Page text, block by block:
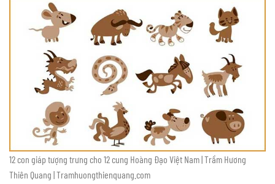
12 con giáp tượng trưng cho 12 cung Hoàng Đạo Việt Nam | Trầm Hương
Thiên Quang | Tramhuongthienquang.com